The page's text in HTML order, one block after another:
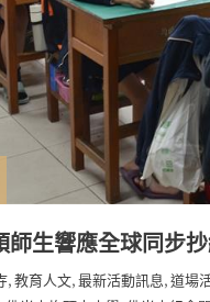
生響應全球同步
,教育人文,最新活動訊息,道場